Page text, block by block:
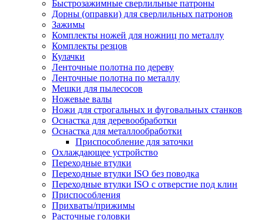
Быстрозажимные сверлильные патроны
Дорны (оправки) для сверлильных патронов
Зажимы
Комплекты ножей для ножниц по металлу
Комплекты резцов
Кулачки
Ленточные полотна по дереву
Ленточные полотна по металлу
Мешки для пылесосов
Ножевые валы
Ножи для строгальных и фуговальных станков
Оснастка для деревообработки
Оснастка для металлообработки
Приспособление для заточки
Охлаждающее устройство
Переходные втулки
Переходные втулки ISO без поводка
Переходные втулки ISO с отверстие под клин
Приспособления
Прихваты/прижимы
Расточные головки